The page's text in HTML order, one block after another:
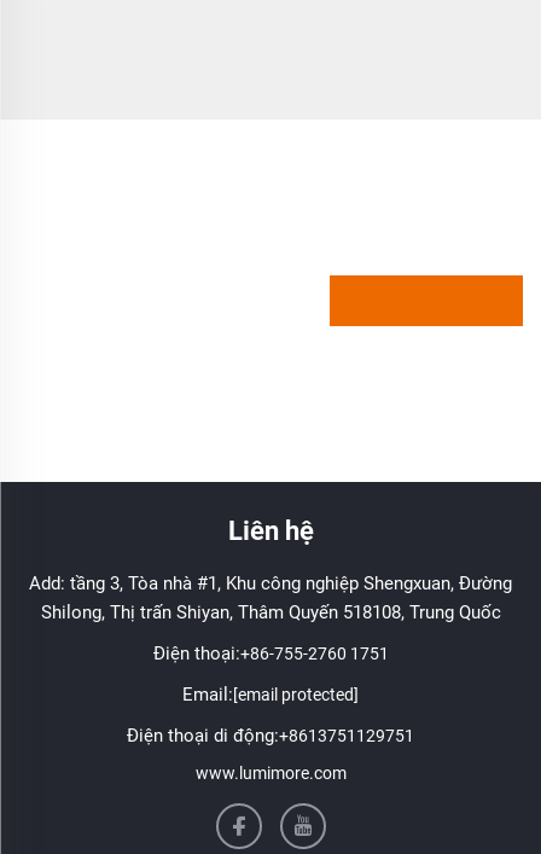
Liên hệ
Add: tầng 3, Tòa nhà #1, Khu công nghiệp Shengxuan, Đường
Shilong, Thị trấn Shiyan, Thâm Quyến 518108, Trung Quốc
Điện thoại:+86-755-2760 1751
Email:[email protected]
Điện thoại di động:+8613751129751
www.lumimore.com